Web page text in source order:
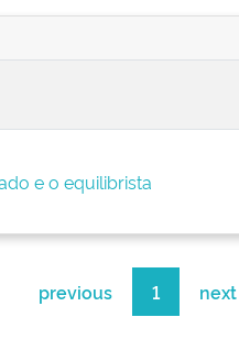
e o equilibrista
previous 1 next